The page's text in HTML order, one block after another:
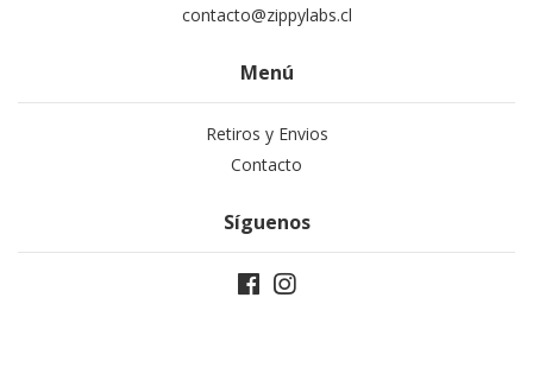
contacto@zippylabs.cl
Menú
Retiros y Envios
Contacto
Síguenos